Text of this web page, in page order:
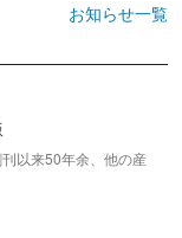
お知らせ一覧
以来50年余、他の産